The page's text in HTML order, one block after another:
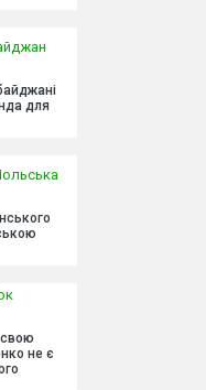
для
не є